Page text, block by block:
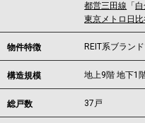
都営三田線 「
東京メトロ日比
物件特徴 REIT系ブラン
構造規模 地上9階 地下1
総戸数 37戸